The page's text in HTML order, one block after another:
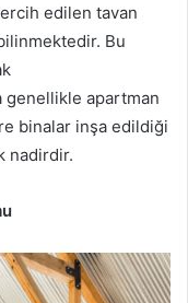
edilen tavan
Bu
genellikle apartman
binalar inşa edildiği
nadirdir.